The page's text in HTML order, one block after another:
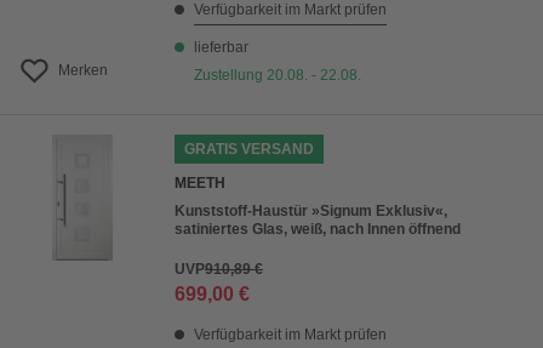
Merken
Verfügbarkeit im Markt prüfen
lieferbar
Zustellung 20.08. - 22.08.
GRATIS VERSAND
MEETH
Kunststoff-Haustür »Signum Exklusiv«,
satiniertes Glas, weiß, nach Innen öffnend
UVP910,89 €
699,00 €
Verfügbarkeit im Markt prüfen